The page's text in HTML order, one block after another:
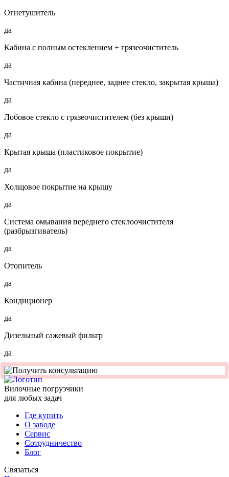
Огнетушитель
да
Кабина с полным остеклением + грязеочиститель
да
Частичная кабина (переднее, заднее стекло, закрытая крыша)
да
Лобовое стекло с грязеочистителем (без крыши)
да
Крытая крыша (пластиковое покрытие)
да
Холщовое покрытие на крышу
да
Система омывания переднего стеклоочистителя
(разбрызгиватель)
да
Отопитель
да
Кондиционер
да
Дизельный сажевый фильтр
да
Вилочные погрузчики
для любых задач
Где купить
О заводе
Сервис
Сотрудничество
Блог
Связаться